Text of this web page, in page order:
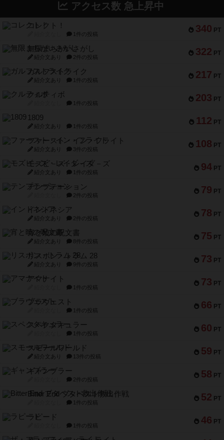
アクセス数 急上昇中
340 PT
コレクト！
1件の投稿
322 PT
無限まちがいさがし
紹介文あり 2件の投稿
217 PT
ガルフストライク
紹介文あり 1件の投稿
203 PT
クルティボ
1件の投稿
112 PT
1809
紹介文あり 1件の投稿
108 PT
ファースト・イン・フライト
紹介文あり 3件の投稿
94 PT
モズビ－ズ・レイダ－ズ
紹介文あり 1件の投稿
79 PT
テンプテーション
2件の投稿
78 PT
インドネシア
紹介文あり 2件の投稿
75 PT
宵と暁の呪文書
紹介文あり 8件の投稿
73 PT
リスボン・トラム 28
紹介文あり 9件の投稿
73 PT
アマナイト
1件の投稿
66 PT
ブラヴェスト
1件の投稿
60 PT
スペクタキュラー
1件の投稿
59 PT
スモールワールド
紹介文あり 13件の投稿
58 PT
ギャンブラー
2件の投稿
52 PT
Bitter End ブタペスト救出作戦
1件の投稿
46 PT
ラピード
1件の投稿